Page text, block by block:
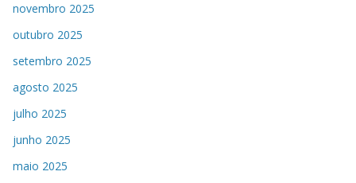
novembro 2025
outubro 2025
setembro 2025
agosto 2025
julho 2025
junho 2025
maio 2025